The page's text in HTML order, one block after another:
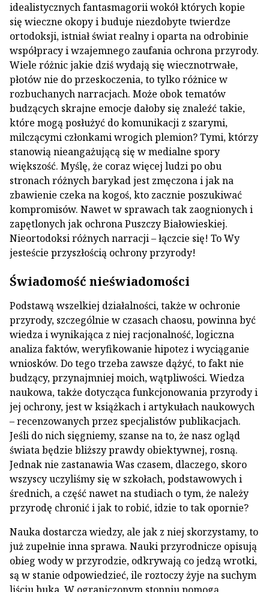
idealistycznych fantasmagorii wokół których kopie
się wieczne okopy i buduje niezdobyte twierdze
ortodoksji, istniał świat realny i oparta na odrobinie
współpracy i wzajemnego zaufania ochrona przyrody.
Wiele różnic jakie dziś wydają się wiecznotrwałe,
płotów nie do przeskoczenia, to tylko różnice w
rozbuchanych narracjach. Może obok tematów
budzących skrajne emocje dałoby się znaleźć takie,
które mogą posłużyć do komunikacji z szarymi,
milczącymi członkami wrogich plemion? Tymi, którzy
stanowią nieangażującą się w medialne spory
większość. Myślę, że coraz więcej ludzi po obu
stronach różnych barykad jest zmęczona i jak na
zbawienie czeka na kogoś, kto zacznie poszukiwać
kompromisów. Nawet w sprawach tak zaognionych i
zapętlonych jak ochrona Puszczy Białowieskiej.
Nieortodoksi różnych narracji – łączcie się! To Wy
jesteście przyszłością ochrony przyrody!
Świadomość nieświadomości
Podstawą wszelkiej działalności, także w ochronie
przyrody, szczególnie w czasach chaosu, powinna być
wiedza i wynikająca z niej racjonalność, logiczna
analiza faktów, weryfikowanie hipotez i wyciąganie
wniosków. Do tego trzeba zawsze dążyć, to fakt nie
budzący, przynajmniej moich, wątpliwości. Wiedza
naukowa, także dotycząca funkcjonowania przyrody i
jej ochrony, jest w książkach i artykułach naukowych
– recenzowanych przez specjalistów publikacjach.
Jeśli do nich sięgniemy, szanse na to, że nasz ogląd
świata będzie bliższy prawdy obiektywnej, rosną.
Jednak nie zastanawia Was czasem, dlaczego, skoro
wszyscy uczyliśmy się w szkołach, podstawowych i
średnich, a część nawet na studiach o tym, że należy
przyrodę chronić i jak to robić, idzie to tak opornie?
Nauka dostarcza wiedzy, ale jak z niej skorzystamy, to
już zupełnie inna sprawa. Nauki przyrodnicze opisują
obieg wody w przyrodzie, odkrywają co jedzą wrotki,
są w stanie odpowiedzieć, ile roztoczy żyje na suchym